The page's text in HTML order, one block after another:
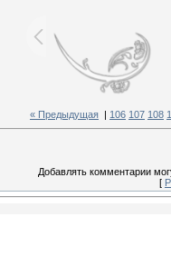
« Предыдущая 106 107 108
Добавлять комментарии
[